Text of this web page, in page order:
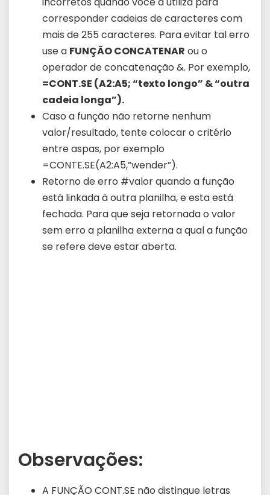
corresponder cadeias de caracteres com
mais de 255 caracteres. Para evitar tal erro
use a FUNÇÃO CONCATENAR ou o
operador de concatenação &. Por exemplo,
=CONT.SE (A2:A5; “texto longo” & “outra
cadeia longa”).
Caso a função não retorne nenhum
valor/resultado, tente colocar o critério
entre aspas, por exemplo
=CONTE.SE(A2:A5,”wender”).
Retorno de erro #valor quando a função
está linkada à outra planilha, e esta está
fechada. Para que seja retornada o valor
sem erro a planilha externa a qual a função
se refere deve estar aberta.
Observações:
A FUNÇÃO CONT.SE não distingue letras